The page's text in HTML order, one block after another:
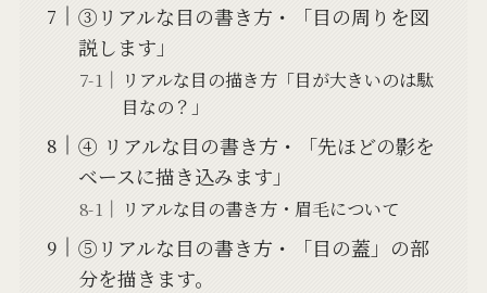
③リアルな目の書き方・「目の周りを図
説します」
リアルな目の描き方「目が大きいのは駄
目なの？」
④ リアルな目の書き方・「先ほどの影を
ベースに描き込みます」
リアルな目の書き方・眉毛について
⑤リアルな目の書き方・「目の蓋」の部
分を描きます。